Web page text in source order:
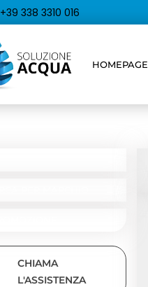
+39 338 3310 016
HOMEPAGE
CHIAMA
L'ASSISTENZA